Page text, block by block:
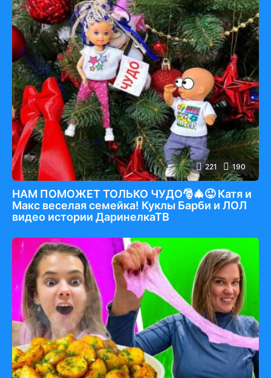
221 190
НАМ ПОМОЖЕТ ТОЛЬКО ЧУДО🎅🎄😜 Катя и
Макс веселая семейка! Куклы Барби и ЛОЛ
видео истории ДаринелкаТВ